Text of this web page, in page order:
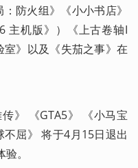
防火组》《小小书店》
主机版》）《上古卷轴I
》以及《失茄之事》在
》 《GTA5》 《小马宝
屈》 将于4月15日退出
。